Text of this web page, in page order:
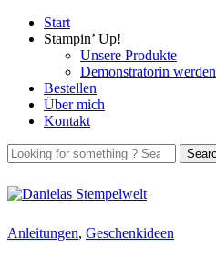
Start
Stampin’ Up!
Unsere Produkte
Demonstratorin werden
Bestellen
Über mich
Kontakt
Anleitungen, Geschenkideen